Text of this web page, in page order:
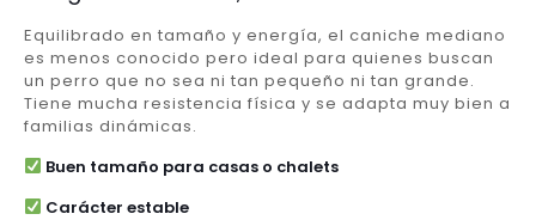
Equilibrado en tamaño y energía, el caniche mediano
es menos conocido pero ideal para quienes buscan
un perro que no sea ni tan pequeño ni tan grande.
Tiene mucha resistencia física y se adapta muy bien a
familias dinámicas.
Buen tamaño para casas o chalets
Carácter estable